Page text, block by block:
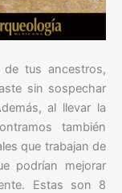
tus ancestros,
sin sospechar
demás, al llevar la
también
que trabajan de
podrían mejorar
Estas son 8